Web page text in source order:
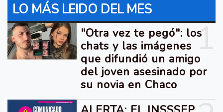
LO MÁS LEIDO DEL MES
1
"Otra vez te pegó": los
chats y las imágenes
que difundió un amigo
del joven asesinado por
su novia en Chaco